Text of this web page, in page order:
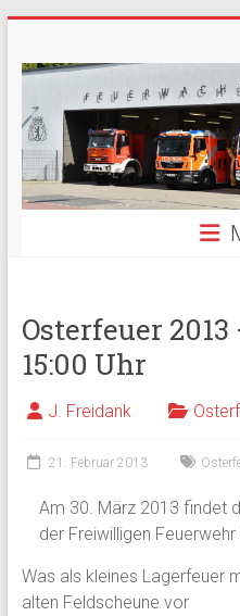
springen
Freiwillige
Feuerwehr
Berlin
Gatow
Berlin
Gatow
Osterfeuer
15:00 Uhr
J. Freidank
21. Februar 2013
Am 30. März 2013 findet
der Freiwilligen
Was als kleines Lagerfeuer
alten Feldscheune vor